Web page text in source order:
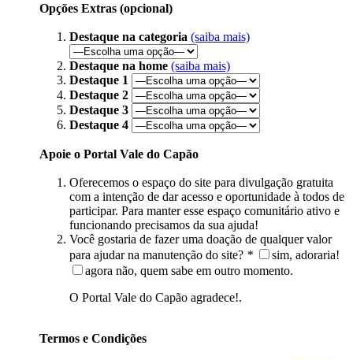
Opções Extras (opcional)
Destaque na categoria (saiba mais)
Destaque na home (saiba mais)
Destaque 1
Destaque 2
Destaque 3
Destaque 4
Apoie o Portal Vale do Capão
Oferecemos o espaço do site para divulgação gratuita
com a intenção de dar acesso e oportunidade à todos de
participar. Para manter esse espaço comunitário ativo e
funcionando precisamos da sua ajuda!
Você gostaria de fazer uma doação de qualquer valor
para ajudar na manutenção do site? *
sim, adoraria!
agora não, quem sabe em outro momento.
O Portal Vale do Capão agradece!.
Termos e Condições